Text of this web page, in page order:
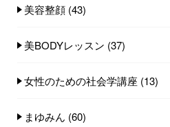
美容整顔 (43)
美BODYレッスン (37)
女性のための社会学講座 (13)
まゆみん (60)